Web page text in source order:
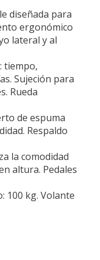
diseñada para
ergonómico
lateral y al
tiempo,
Sujeción para
Rueda
de espuma
Respaldo
la comodidad
altura. Pedales
100 kg. Volante